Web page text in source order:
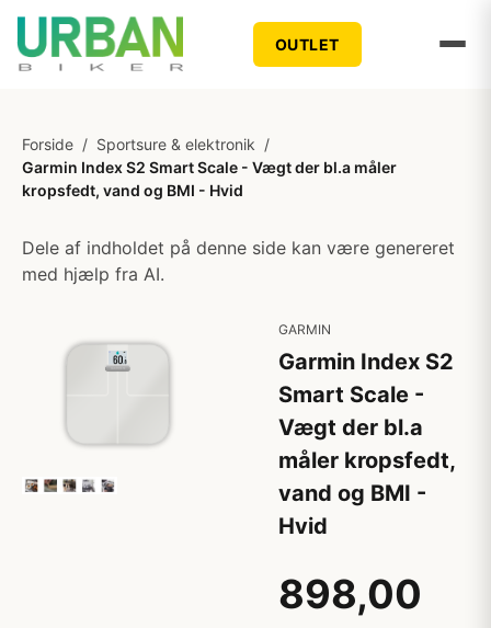
OUTLET
Forside / Sportsure & elektronik /
Garmin Index S2 Smart Scale - Vægt der bl.a måler
kropsfedt, vand og BMI - Hvid
Dele af indholdet på denne side kan være genereret
med hjælp fra AI.
GARMIN
Garmin Index S2
Smart Scale -
Vægt der bl.a
måler kropsfedt,
vand og BMI -
Hvid
898,00